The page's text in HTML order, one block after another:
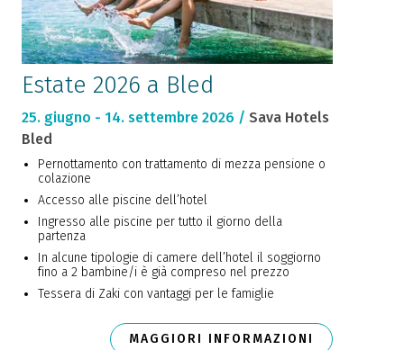
Estate 2026 a Bled
25. giugno - 14. settembre 2026 / Sava Hotels
Bled
Pernottamento con trattamento di mezza pensione o
colazione
Accesso alle piscine dell’hotel
Ingresso alle piscine per tutto il giorno della
partenza
In alcune tipologie di camere dell’hotel il soggiorno
fino a 2 bambine/i è già compreso nel prezzo
Tessera di Zaki con vantaggi per le famiglie
MAGGIORI INFORMAZIONI